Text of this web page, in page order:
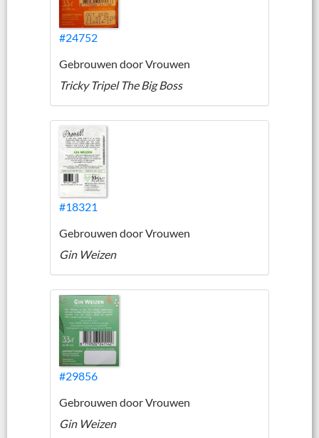
#24752
Gebrouwen door Vrouwen
Tricky Tripel The Big Boss
#18321
Gebrouwen door Vrouwen
Gin Weizen
#29856
Gebrouwen door Vrouwen
Gin Weizen